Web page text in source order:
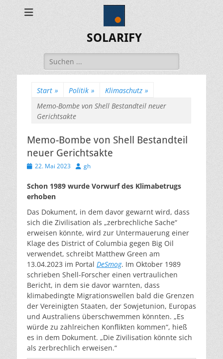
SOLARIFY
Suchen
nach:
Start » Politik » Klimaschutz »
Memo-Bombe von Shell Bestandteil neuer
Gerichtsakte
Memo-Bombe von Shell Bestandteil
neuer Gerichtsakte
Veröffentlicht
22. Mai 2023 Autor
gh
Schon 1989 wurde Vorwurf des Klimabetrugs
erhoben
Das Dokument, in dem davor gewarnt wird, dass
sich die Zivilisation als „zerbrechliche Sache“
erweisen könnte, wird zur Untermauerung einer
Klage des District of Columbia gegen Big Oil
verwendet, schreibt Matthew Green am
13.04.2023 im Portal DeSmog. Im Oktober 1989
schrieben Shell-Forscher einen vertraulichen
Bericht, in dem sie davor warnten, dass
klimabedingte Migrationswellen bald die Grenzen
der Vereinigten Staaten, der Sowjetunion, Europas
und Australiens überschwemmen könnten. „Es
würde zu zahlreichen Konflikten kommen“, hieß
es in dem Dokument. „Die Zivilisation könnte sich
als zerbrechlich erweisen.“